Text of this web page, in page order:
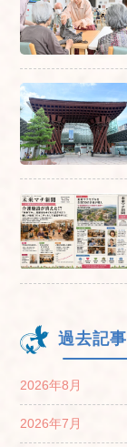
過去記事
2026年8月
2026年7月